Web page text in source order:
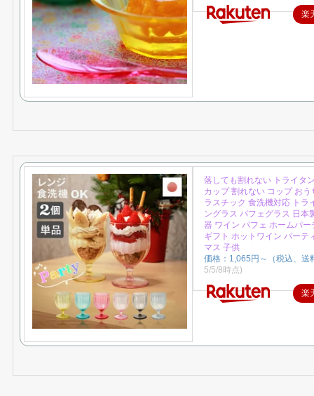
楽
落しても割れない トライタ
カップ 割れない コップ おう
ラスチック 食洗機対応 トラ
ングラス パフェグラス 日本
器 ワイン パフェ ホームパー
ギフト ホットワイン パーテ
マス 子供
価格：1,065円～（税込、送
5/5/8時点)
楽